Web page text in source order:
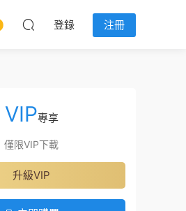
登錄 注冊
VIP專享
僅限VIP下載
升級VIP